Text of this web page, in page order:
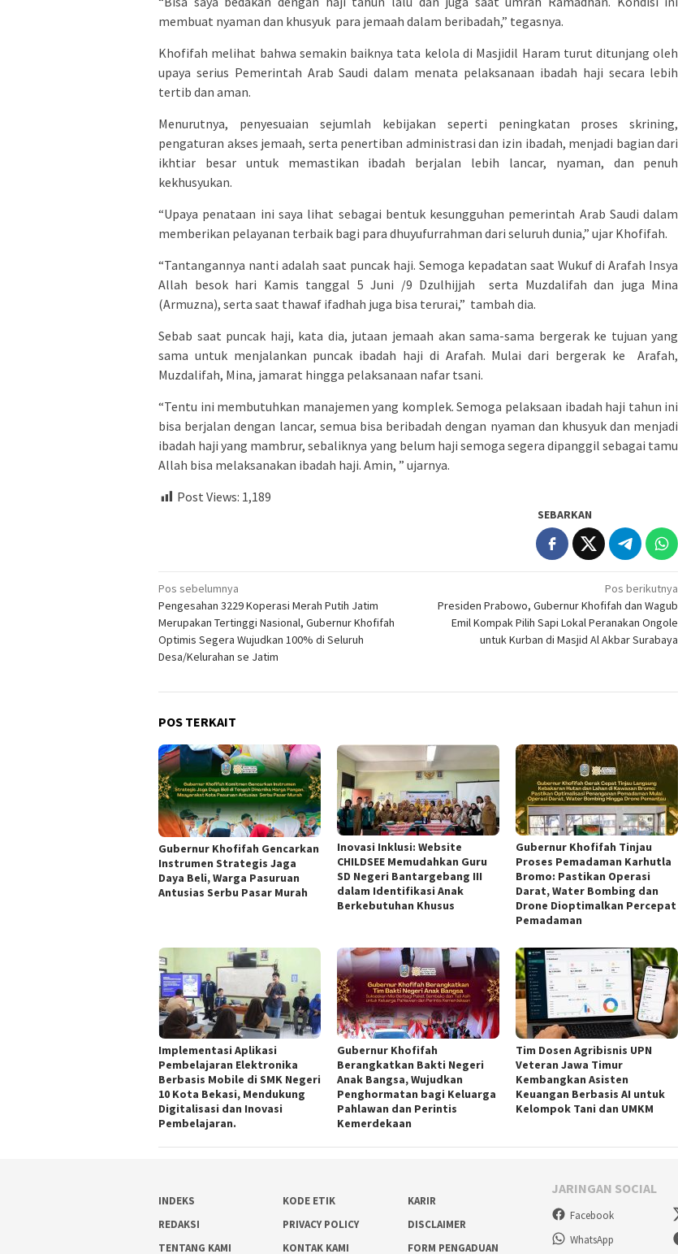
membuat nyaman dan khusyuk para jemaah dalam beribadah,” tegasnya.
Khofifah melihat bahwa semakin baiknya tata kelola di Masjidil Haram turut ditunjang oleh
upaya serius Pemerintah Arab Saudi dalam menata pelaksanaan ibadah haji secara lebih
tertib dan aman.
Menurutnya, penyesuaian sejumlah kebijakan seperti peningkatan proses skrining,
pengaturan akses jemaah, serta penertiban administrasi dan izin ibadah, menjadi bagian dari
ikhtiar besar untuk memastikan ibadah berjalan lebih lancar, nyaman, dan penuh
kekhusyukan.
“Upaya penataan ini saya lihat sebagai bentuk kesungguhan pemerintah Arab Saudi dalam
memberikan pelayanan terbaik bagi para dhuyufurrahman dari seluruh dunia,” ujar Khofifah.
“Tantangannya nanti adalah saat puncak haji. Semoga kepadatan saat Wukuf di Arafah Insya
Allah besok hari Kamis tanggal 5 Juni /9 Dzulhijjah serta Muzdalifah dan juga Mina
(Armuzna), serta saat thawaf ifadhah juga bisa terurai,” tambah dia.
Sebab saat puncak haji, kata dia, jutaan jemaah akan sama-sama bergerak ke tujuan yang
sama untuk menjalankan puncak ibadah haji di Arafah. Mulai dari bergerak ke Arafah,
Muzdalifah, Mina, jamarat hingga pelaksanaan nafar tsani.
“Tentu ini membutuhkan manajemen yang komplek. Semoga pelaksaan ibadah haji tahun ini
bisa berjalan dengan lancar, semua bisa beribadah dengan nyaman dan khusyuk dan menjadi
ibadah haji yang mambrur, sebaliknya yang belum haji semoga segera dipanggil sebagai tamu
Allah bisa melaksanakan ibadah haji. Amin, ” ujarnya.
Post Views: 1,189
SEBARKAN
Navigasi
pos
Pos sebelumnya
Pengesahan 3229 Koperasi Merah Putih Jatim
Merupakan Tertinggi Nasional, Gubernur Khofifah
Optimis Segera Wujudkan 100% di Seluruh
Desa/Kelurahan se Jatim
Pos berikutnya
Presiden Prabowo, Gubernur Khofifah dan Wagub
Emil Kompak Pilih Sapi Lokal Peranakan Ongole
untuk Kurban di Masjid Al Akbar Surabaya
POS TERKAIT
Gubernur Khofifah Gencarkan
Instrumen Strategis Jaga
Daya Beli, Warga Pasuruan
Antusias Serbu Pasar Murah
Inovasi Inklusi: Website
CHILDSEE Memudahkan Guru
SD Negeri Bantargebang III
dalam Identifikasi Anak
Berkebutuhan Khusus
Gubernur Khofifah Tinjau
Proses Pemadaman Karhutla
Bromo: Pastikan Operasi
Darat, Water Bombing dan
Drone Dioptimalkan Percepat
Pemadaman
Implementasi Aplikasi
Pembelajaran Elektronika
Berbasis Mobile di SMK Negeri
10 Kota Bekasi, Mendukung
Digitalisasi dan Inovasi
Pembelajaran.
Gubernur Khofifah
Berangkatkan Bakti Negeri
Anak Bangsa, Wujudkan
Penghormatan bagi Keluarga
Pahlawan dan Perintis
Kemerdekaan
Tim Dosen Agribisnis UPN
Veteran Jawa Timur
Kembangkan Asisten
Keuangan Berbasis AI untuk
Kelompok Tani dan UMKM
INDEKS KODE ETIK
KARIR
REDAKSI
PRIVACY POLICY
DISCLAIMER
TENTANG KAMI
KONTAK KAMI FORM PENGADUAN
JARINGAN SOCIAL
Facebook
WhatsApp